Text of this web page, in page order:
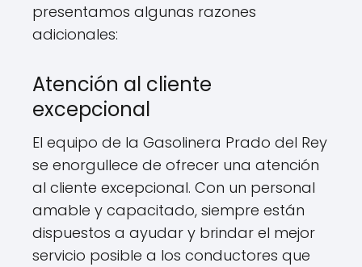
presentamos algunas razones
adicionales:
Atención al cliente
excepcional
El equipo de la Gasolinera Prado del Rey
se enorgullece de ofrecer una atención
al cliente excepcional. Con un personal
amable y capacitado, siempre están
dispuestos a ayudar y brindar el mejor
servicio posible a los conductores que